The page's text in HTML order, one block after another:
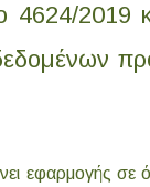
2019
εφαρμογής σε